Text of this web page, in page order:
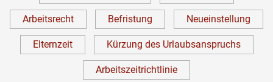
Arbeitsrecht Befristung Neueinstellung
Elternzeit Kürzung des Urlaubsanspruchs
Arbeitszeitrichtlinie